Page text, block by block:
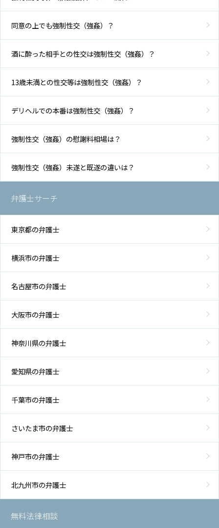
同意の上でも強制性交（強姦）？
酒に酔った相手との性交は強制性交（強姦）？
13歳未満との性交等は強制性交（強姦）？
デリヘルでの本番は強制性交（強姦）？
強制性交（強姦）の慰謝料相場は？
強制性交（強姦）未遂と既遂の違いは？
弁護士サーチ
東京都の弁護士
横浜市の弁護士
名古屋市の弁護士
大阪市の弁護士
神奈川県の弁護士
愛知県の弁護士
千葉市の弁護士
さいたま市の弁護士
神戸市の弁護士
北九州市の弁護士
無料法律相談